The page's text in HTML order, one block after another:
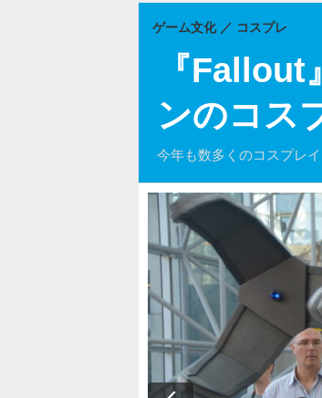
『
ンのコス
今年も数多くのコスプレ
ゲーム文化 コスプレ